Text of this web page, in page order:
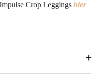
Impulse Crop Leggings hier